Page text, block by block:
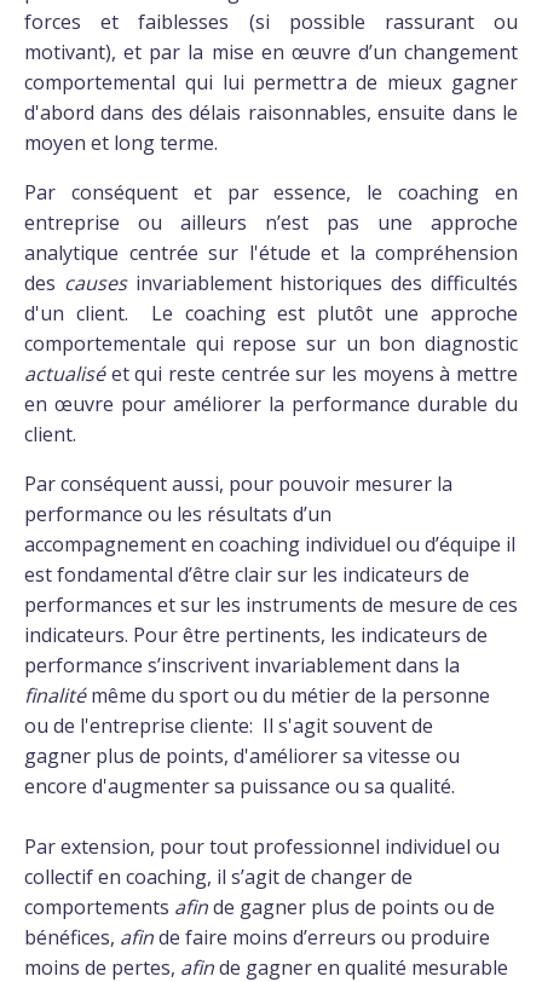
forces et faiblesses (si possible rassurant ou
motivant), et par la mise en œuvre d’un changement
comportemental qui lui permettra de mieux gagner
d'abord dans des délais raisonnables, ensuite dans le
moyen et long terme.
Par conséquent et par essence, le coaching en
entreprise ou ailleurs n’est pas une approche
analytique centrée sur l'étude et la compréhension
des causesinvariablement historiques des difficultés
d'un client. Le coaching est plutôt une approche
comportementale qui repose sur un bon diagnostic
actualiséet qui reste centrée sur les moyens à mettre
en œuvre pour améliorer la performance durable du
client.
Par conséquent aussi, pour pouvoir mesurer la
performance ou les résultats d’un
accompagnement en coaching individuel ou d’équipe il
est fondamental d’être clair sur les indicateurs de
performances et sur les instruments de mesure de ces
indicateurs. Pour être pertinents, les indicateurs de
performance s’inscrivent invariablement dans la
finalitémême du sport ou du métier de la personne
ou de l'entreprise cliente: Il s'agit souvent de
gagner plus de points, d'améliorer sa vitesse ou
encore d'augmenter sa puissance ou sa qualité.
Par extension, pour tout professionnel individuel ou
collectif en coaching, il s’agit de changer de
comportements afinde gagner plus de points ou de
bénéfices, afinde faire moins d’erreurs ou produire
moins de pertes, afinde gagner en qualité mesurable